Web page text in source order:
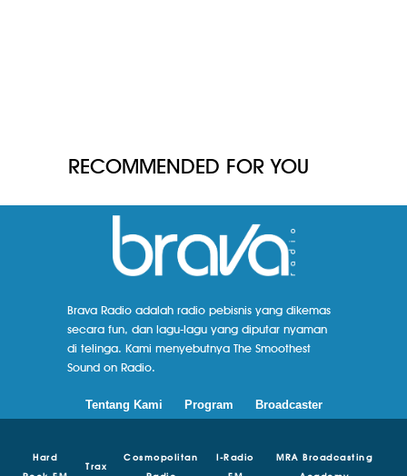
RECOMMENDED FOR YOU
Brava Radio adalah radio pebisnis yang dikemas
secara fun, dan lagu-lagu yang diputar nyaman
di telinga. Kami menyebutnya The Smoothest
Sound on Radio.
Tentang Kami Program Broadcaster
Hard
Trax
Cosmopolitan
I-Radio
MRA Broadcasting